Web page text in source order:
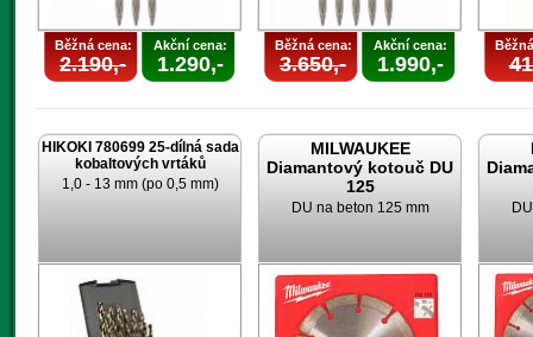
Běžná cena:
2.190,-
Akční cena:
1.290,-
Běžná cena:
3.650,-
Akční cena:
1.990,-
HIKOKI 780699 25-dílná sada
kobaltových vrtáků
1,0 - 13 mm (po 0,5 mm)
MILWAUKEE
Diamantový kotouč DU
125
DU na beton 125 mm